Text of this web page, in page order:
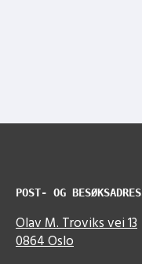
POST- OG
Olav M. Troviks vei 13
0864 Oslo